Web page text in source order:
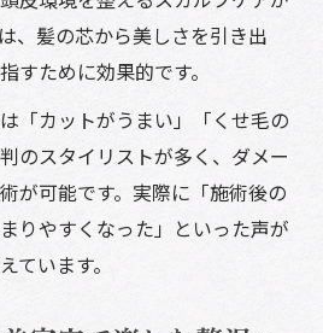
、髪の芯から美しさを引き出
すために効果的です。
「カットがうまい」「くせ毛の
のスタイリストが多く、ダメー
が可能です。実際に「施術後の
りやすくなった」といった声が
ています。